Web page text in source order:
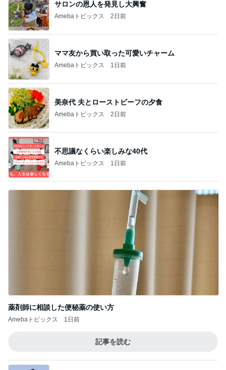
サロンの恩人を発見し大興奮
Amebaトピックス 2日前
ママ友から買い取った可愛いチャーム
Amebaトピックス 1日前
美奈代 夫とローストビーフの夕食
Amebaトピックス 2日前
不思議なくらい楽しみな40代
Amebaトピックス 1日前
薬剤師に相談した便秘薬の使い方
Amebaトピックス 1日前
記事を読む